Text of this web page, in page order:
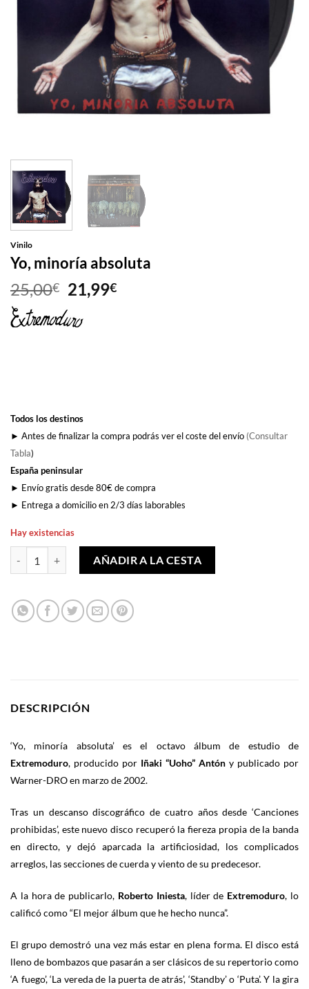
Vinilo
Yo, minoría absoluta
25,00€ El
precio
original
21,99€El
Todos los destinos
► Antes de finalizar la compra podrás ver el coste del envío (Consultar
Tabla)
España peninsular
► Envío gratis desde 80€ de compra
► Entrega a domicilio en 2/3 días laborables
Hay existencias
Yo, minoría absoluta cantidadAÑADIR A LA CESTA
DESCRIPCIÓN
‘Yo, minoría absoluta’ es el octavo álbum de estudio de
Extremoduro, producido por Iñaki “Uoho” Antón y publicado por
Warner-DRO en marzo de 2002.
Tras un descanso discográfico de cuatro años desde ‘Canciones
prohibidas’, este nuevo disco recuperó la fiereza propia de la banda
en directo, y dejó aparcada la artificiosidad, los complicados
arreglos, las secciones de cuerda y viento de su predecesor.
A la hora de publicarlo, Roberto Iniesta, líder de Extremoduro, lo
calificó como “El mejor álbum que he hecho nunca”.
El grupo demostró una vez más estar en plena forma. El disco está
lleno de bombazos que pasarán a ser clásicos de su repertorio como
‘A fuego’, ‘La vereda de la puerta de atrás’, ‘Standby’ o ‘Puta’. Y la gira